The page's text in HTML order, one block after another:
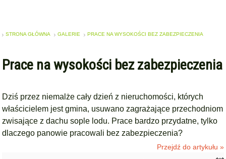
STRONA GŁÓWNA GALERIE PRACE NA WYSOKOŚCI BEZ ZABEZPIECZENIA
Prace na wysokości bez zabezpieczenia
Dziś przez niemalże cały dzień z nieruchomości, których
właścicielem jest gmina, usuwano zagrażające przechodniom
zwisające z dachu sople lodu. Prace bardzo przydatne, tylko
dlaczego panowie pracowali bez zabezpieczenia?
Przejdź do artykułu »